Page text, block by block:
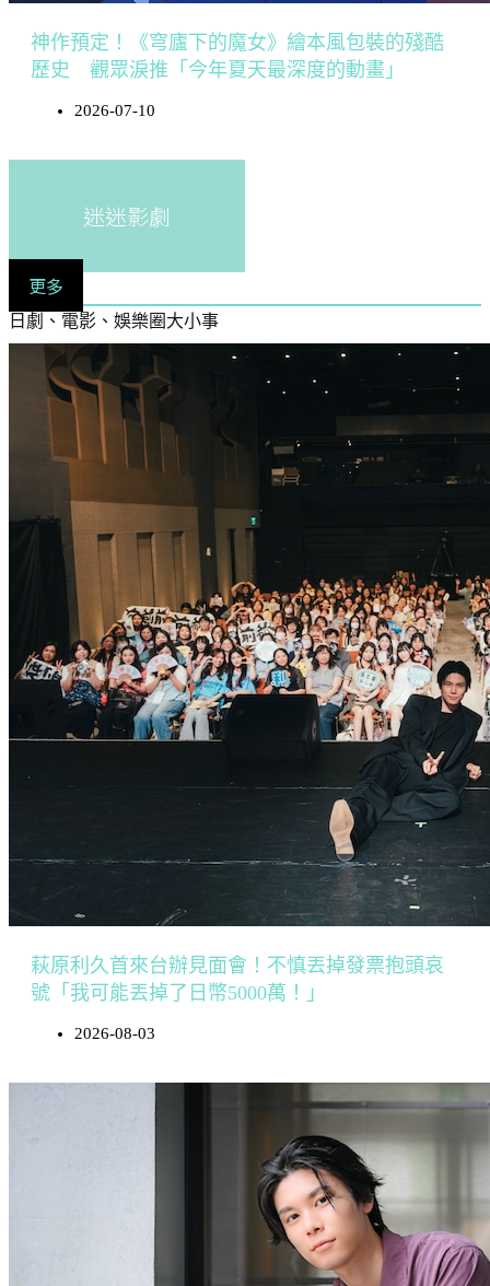
神作預定！《穹廬下的魔女》繪本風包裝的殘酷
歷史 觀眾淚推「今年夏天最深度的動畫」
2026-07-10
迷迷影劇
更多
日劇、電影、娛樂圈大小事
萩原利久首來台辦見面會！不慎丟掉發票抱頭哀
號「我可能丟掉了日幣5000萬！」
2026-08-03